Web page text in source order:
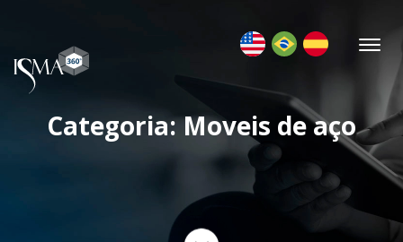
Categoria: Moveis de aço